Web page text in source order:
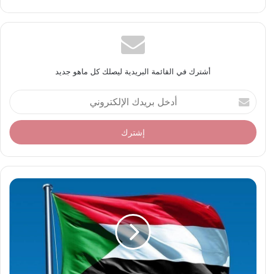
أشترك في القائمة البريدية ليصلك كل ماهو جديد
أ
د
خ
ل
ر
د